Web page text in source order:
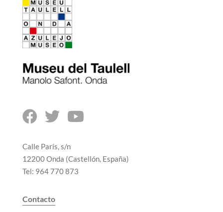
  
Calle París, s/n
12200 Onda (Castellón, España)
Tel: 964 770 873
Contacto